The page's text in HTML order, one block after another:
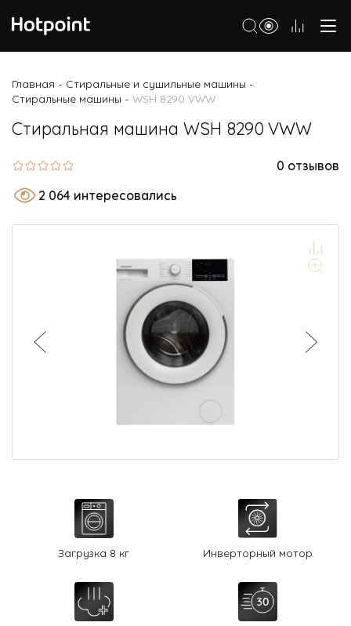
Морозильные камеры
Стиральные и сушильные машины
Посудомоечные машины
Варочные панели
Духовые шкафы
Микроволновые печи
Малая бытовая техника
8 800 3333 887
Главная - Стиральные и сушильные машины -
Стиральные машины - WSH 8290 VWW
Стиральная машина WSH 8290 VWW
0 отзывов
2 064 интересовались
Загрузка 8 кг Инверторный мотор